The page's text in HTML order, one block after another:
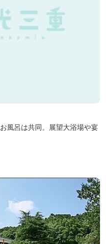
風呂は共同。展望大浴場や宴